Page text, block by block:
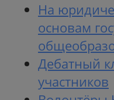
На
основам
Дебатный
участников